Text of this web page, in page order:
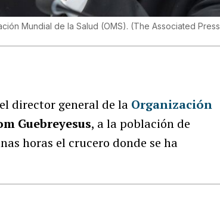
Mundial de la Salud (OMS). (The Associated Press
director general de la Organización
Guebreyesus, a la población de
horas el crucero donde se ha